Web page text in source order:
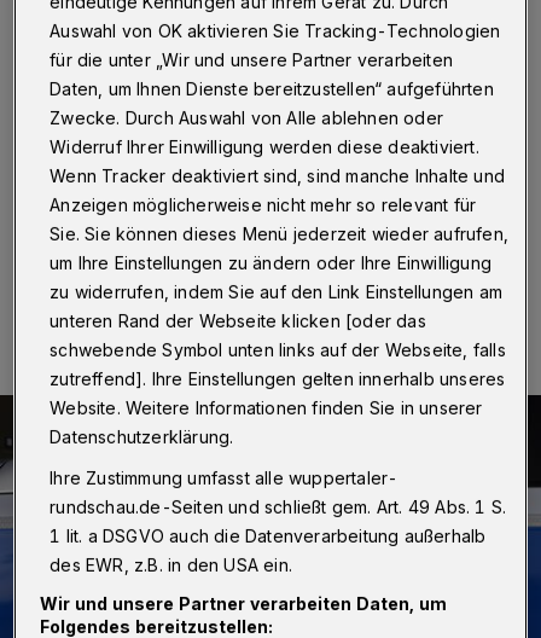
Wuppertal·In der Schönebecker Straße in Barmen
sind im Laufe des Wochenendes (24. bis 26. Mai
2019) fünf geparkte Autos beschädigt worden.
Unbekannte hatten die Außenspiegel abgerissen oder
abgetreten. An einem weiteren Fahrzeug wurde der
Lack zerkratzt.
27.05.2019 , 17:12 Uhr Eine Minute Lesezeit
Auswahl von OK aktivieren Sie Tracking-Technologien
für die unter „Wir und unsere Partner verarbeiten
Daten, um Ihnen Dienste bereitzustellen“ aufgeführten
Zwecke. Durch Auswahl von Alle ablehnen oder
Widerruf Ihrer Einwilligung werden diese deaktiviert.
Wenn Tracker deaktiviert sind, sind manche Inhalte und
Anzeigen möglicherweise nicht mehr so relevant für
Sie. Sie können dieses Menü jederzeit wieder aufrufen,
um Ihre Einstellungen zu ändern oder Ihre Einwilligung
zu widerrufen, indem Sie auf den Link Einstellungen am
unteren Rand der Webseite klicken [oder das
schwebende Symbol unten links auf der Webseite, falls
zutreffend]. Ihre Einstellungen gelten innerhalb unseres
Website. Weitere Informationen finden Sie in unserer
Datenschutzerklärung.
Ihre Zustimmung umfasst alle wuppertaler-
rundschau.de-Seiten und schließt gem. Art. 49 Abs. 1 S.
1 lit. a DSGVO auch die Datenverarbeitung außerhalb
des EWR, z.B. in den USA ein.
Wir und unsere Partner verarbeiten Daten, um
Folgendes bereitzustellen: